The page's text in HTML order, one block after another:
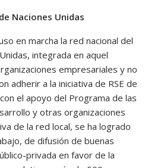
Naciones Unidas
en marcha la red nacional del
integrada en aquel
empresariales y no
adherir a la iniciativa de RSE de
el apoyo del Programa de las
y otras organizaciones
de la red local, se ha logrado
de difusión de buenas
privada en favor de la